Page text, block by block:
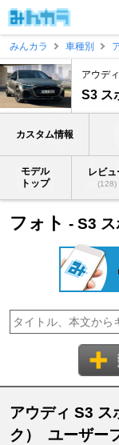
みんカラ
車種別
アウディ
S3 ス
カスタム情報
モデル
トップ
レビュ
(128)
フォト - S3 ス
アウディ S3 ス
ク） ユーザー